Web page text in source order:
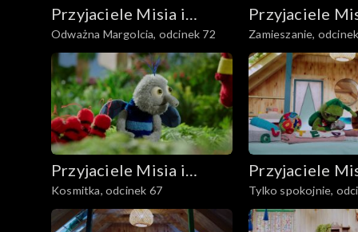
Przyjaciele Misia i
Margolci
Odważna Margolcia, odcinek 72
Przyjaciele
Margolci
Zamieszanie,
Przyjaciele Misia i
Margolci
Kosmitka, odcinek 67
Przyjaciele
Margolci
Tylko spokojnie,